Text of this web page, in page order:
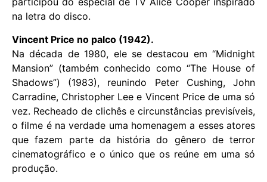
na letra do disco.
Vincent Price no palco (1942).
Na década de 1980, ele se destacou em “Midnight
Mansion” (também conhecido como “The House of
Shadows”) (1983), reunindo Peter Cushing, John
Carradine, Christopher Lee e Vincent Price de uma só
vez. Recheado de clichês e circunstâncias previsíveis,
o filme é na verdade uma homenagem a esses atores
que fazem parte da história do gênero de terror
cinematográfico e o único que os reúne em uma só
produção.